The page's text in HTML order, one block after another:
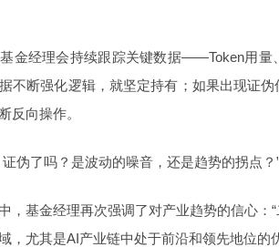
金经理会持续跟踪关键数据——Token用量
不断强化逻辑，就坚定持有；如果出现证
反向操作。
证伪了吗？是波动的噪音，还是趋势的拐点
，基金经理再次强调了对产业趋势的信心：
，尤其是AI产业链中处于前沿和领先地位的